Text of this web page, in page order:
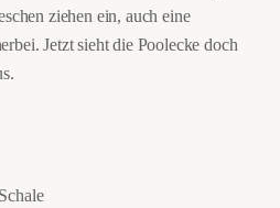
ziehen ein, auch eine
Jetzt sieht die Poolecke doch